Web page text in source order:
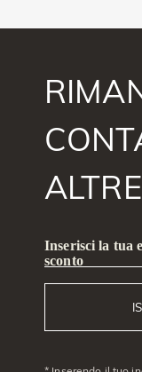
Inserisci la tua
sconto